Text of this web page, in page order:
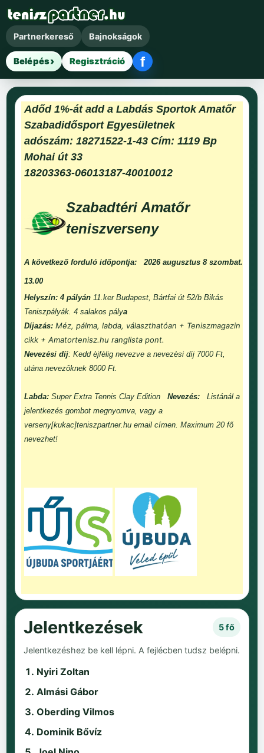
Partnerkereső Bajnokságok
Belépés Regisztráció fFacebook belépés
Adőd 1%-át add a Labdás Sportok Amatőr
Szabadidősport Egyesületnek
adószám: 18271522-1-43 Cím: 1119 Bp
Mohai út 33
18203363-06013187-40010012
Szabadtéri Amatőr
teniszverseny
A következő forduló időpontja: 2026 augusztus 8 szombat.
13.00
Helyszín: 4 pályán 11.ker Budapest, Bártfai út 52/b Bikás
Teniszpályák. 4 salakos pálya
Díjazás: Méz, pálma, labda, választhatóan + Teniszmagazin
cikk + Amatortenisz.hu ranglista pont.
Nevezési díj: Kedd èjfèlig nevezve a nevezèsi díj 7000 Ft,
utána nevezôknek 8000 Ft.
Labda: Super Extra Tennis Clay Edition Nevezés:
Listánál a
jelentkezés gombot megnyomva, vagy a
verseny[kukac]teniszpartner.hu email címen. Maximum 20 fő
nevezhet!
Jelentkezések 5 fő
Jelentkezéshez be kell lépni. A fejlécben tudsz belépni.
Nyiri Zoltan
Almási Gábor
Oberding Vilmos
Dominik Bővíz